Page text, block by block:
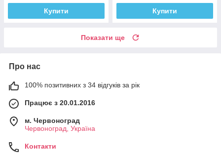
Купити Купити
Показати ще
Про нас
100% позитивних з 34 відгуків за рік
Працює з 20.01.2016
м. Червоноград
Червоноград, Україна
Контакти